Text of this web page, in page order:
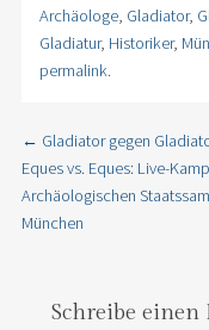
Archäologe, Gladiator,
Gladiatur, Historiker,
permalink.
Post navigation
← Gladiator gegen
Eques vs. Eques: Live-
Archäologischen
München
Schreibe einen